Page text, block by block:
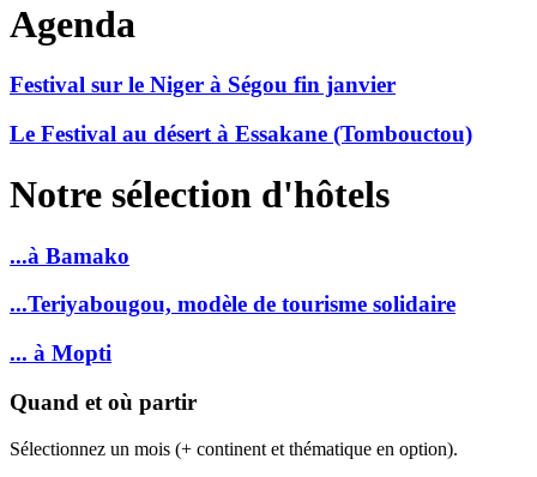
Agenda
Festival sur le Niger à Ségou fin janvier
Le Festival au désert à Essakane (Tombouctou)
Notre sélection d'hôtels
...à Bamako
...Teriyabougou, modèle de tourisme solidaire
... à Mopti
Quand et où partir
Sélectionnez un mois (+ continent et thématique en option).